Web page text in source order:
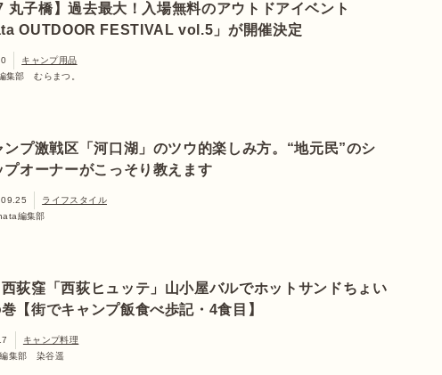
丸子橋】過去最大！入場無料のアウトドアイベント
OUTDOOR FESTIVAL vol.5」が開催決定
キャンプ用品
集部 むらまつ。
ンプ激戦区「河口湖」のツウ的楽しみ方。“地元民”のシ
プオーナーがこっそり教えます
ライフスタイル
編集部
荻窪「西荻ヒュッテ」山小屋バルでホットサンドちょい
【街でキャンプ飯食べ歩記・4食目】
キャンプ料理
集部 染谷遥